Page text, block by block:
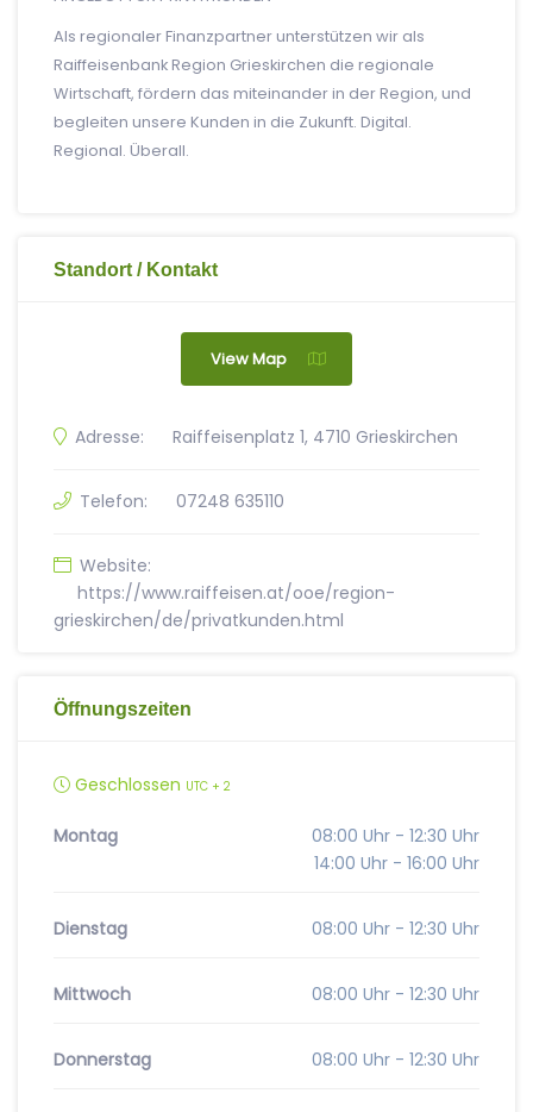
Als regionaler Finanzpartner unterstützen wir als
Raiffeisenbank Region Grieskirchen die regionale
Wirtschaft, fördern das miteinander in der Region, und
begleiten unsere Kunden in die Zukunft. Digital.
Regional. Überall.
Standort / Kontakt
View Map
Adresse: Raiffeisenplatz 1, 4710 Grieskirchen
Telefon: 07248 635110
Website:
https://www.raiffeisen.at/ooe/region-
grieskirchen/de/privatkunden.html
Öffnungszeiten
Geschlossen UTC + 2
Montag
08:00 Uhr - 12:30 Uhr
14:00 Uhr - 16:00 Uhr
Dienstag 08:00 Uhr - 12:30 Uhr
Mittwoch 08:00 Uhr - 12:30 Uhr
Donnerstag 08:00 Uhr - 12:30 Uhr